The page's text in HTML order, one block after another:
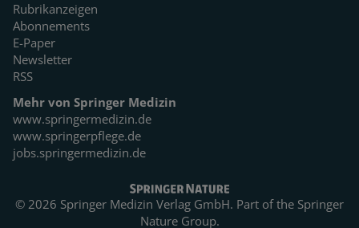
Rubrikanzeigen
Abonnements
E-Paper
Newsletter
RSS
Mehr von Springer Medizin
www.springermedizin.de
www.springerpflege.de
jobs.springermedizin.de
© 2026 Springer Medizin Verlag GmbH. Part of the Springer
Nature Group.